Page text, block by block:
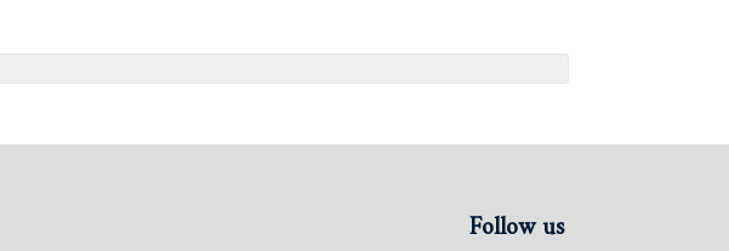
Follow us